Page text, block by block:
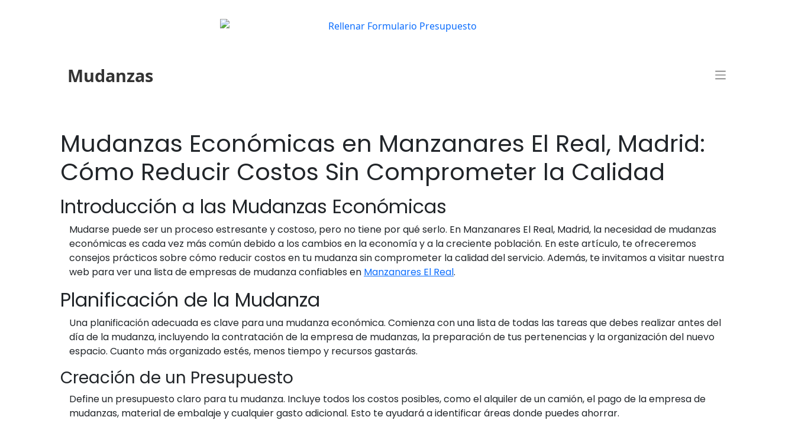
Mudanzas
Mudanzas Económicas en Manzanares El Real, Madrid:
Cómo Reducir Costos Sin Comprometer la Calidad
Introducción a las Mudanzas Económicas
Mudarse puede ser un proceso estresante y costoso, pero no tiene por qué serlo. En Manzanares El Real, Madrid, la necesidad de mudanzas
económicas es cada vez más común debido a los cambios en la economía y a la creciente población. En este artículo, te ofreceremos
consejos prácticos sobre cómo reducir costos en tu mudanza sin comprometer la calidad del servicio. Además, te invitamos a visitar nuestra
web para ver una lista de empresas de mudanza confiables en Manzanares El Real.
Planificación de la Mudanza
Una planificación adecuada es clave para una mudanza económica. Comienza con una lista de todas las tareas que debes realizar antes del
día de la mudanza, incluyendo la contratación de la empresa de mudanzas, la preparación de tus pertenencias y la organización del nuevo
espacio. Cuanto más organizado estés, menos tiempo y recursos gastarás.
Creación de un Presupuesto
Define un presupuesto claro para tu mudanza. Incluye todos los costos posibles, como el alquiler de un camión, el pago de la empresa de
mudanzas, material de embalaje y cualquier gasto adicional. Esto te ayudará a identificar áreas donde puedes ahorrar.